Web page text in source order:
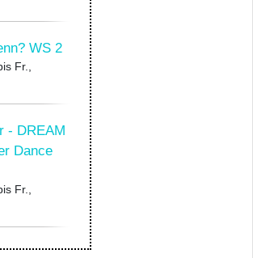
WS 2
Fr.,
- DREAM
Dance
Fr.,